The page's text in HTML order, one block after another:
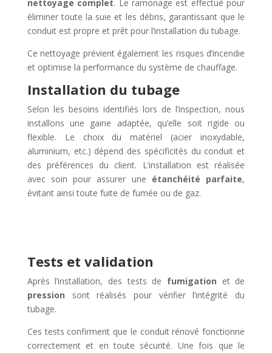
nettoyage complet. Le ramonage est effectué pour
éliminer toute la suie et les débris, garantissant que le
conduit est propre et prêt pour l’installation du tubage.
Ce nettoyage prévient également les risques d’incendie
et optimise la performance du système de chauffage.
Installation du tubage
Selon les besoins identifiés lors de l’inspection, nous
installons une gaine adaptée, qu’elle soit rigide ou
flexible. Le choix du matériel (acier inoxydable,
aluminium, etc.) dépend des spécificités du conduit et
des préférences du client. L’installation est réalisée
avec soin pour assurer une étanchéité parfaite,
évitant ainsi toute fuite de fumée ou de gaz.
Tests et validation
Après l’installation, des tests de fumigation et de
pression sont réalisés pour vérifier l’intégrité du
tubage.
Ces tests confirment que le conduit rénové fonctionne
correctement et en toute sécurité. Une fois que le